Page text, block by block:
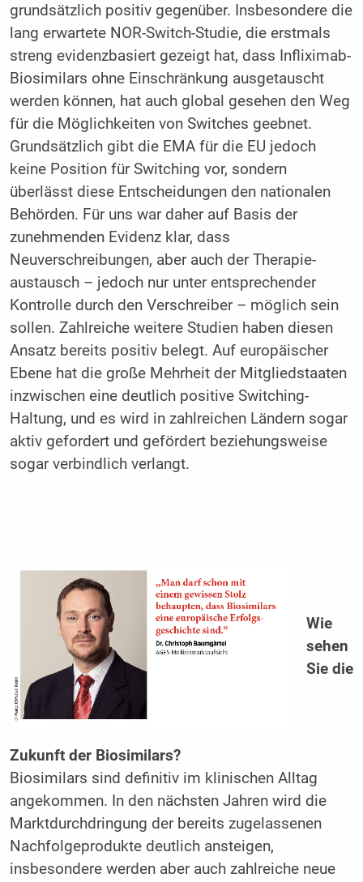
grundsätzlich positiv gegenüber. Insbesondere die
lang erwartete NOR-Switch-Studie, die erstmals
streng evidenzbasiert gezeigt hat, dass Infliximab-
Biosimilars ohne Einschränkung ausgetauscht
werden können, hat auch global gesehen den Weg
für die Möglichkeiten von Switches geebnet.
Grundsätzlich gibt die EMA für die EU jedoch
keine Position für Switching vor, sondern
überlässt diese Entscheidungen den nationalen
Behörden. Für uns war daher auf Basis der
zunehmenden Evidenz klar, dass
Neuverschreibungen, aber auch der Therapie-
austausch – jedoch nur unter entsprechender
Kontrolle durch den Verschreiber – möglich sein
sollen. Zahlreiche weitere Studien haben diesen
Ansatz bereits positiv belegt. Auf europäischer
Ebene hat die große Mehrheit der Mitgliedstaaten
inzwischen eine deutlich positive Switching-
Haltung, und es wird in zahlreichen Ländern sogar
aktiv gefordert und gefördert beziehungsweise
sogar verbindlich verlangt.
Wie
sehen
Sie die
Zukunft der Biosimilars?
Biosimilars sind definitiv im klinischen Alltag
angekommen. In den nächsten Jahren wird die
Marktdurchdringung der bereits zugelassenen
Nachfolgeprodukte deutlich ansteigen,
insbesondere werden aber auch zahlreiche neue